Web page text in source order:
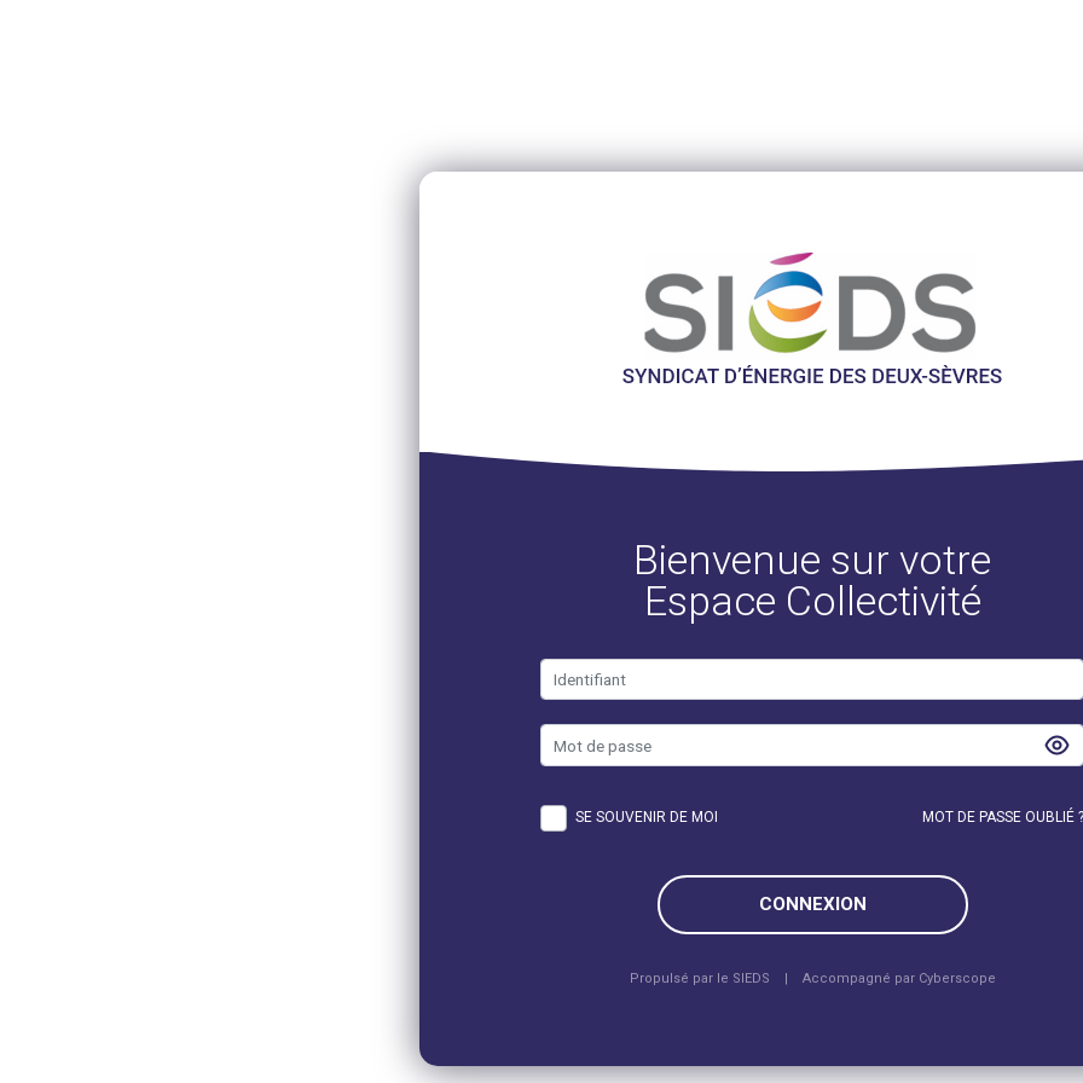
Bienvenue sur votre
Espace Collectivité
SE SOUVENIR DE MOI MOT DE PASSE OUBLIÉ ?
CONNEXION
Propulsé par le SIEDS | Accompagné par Cyberscope